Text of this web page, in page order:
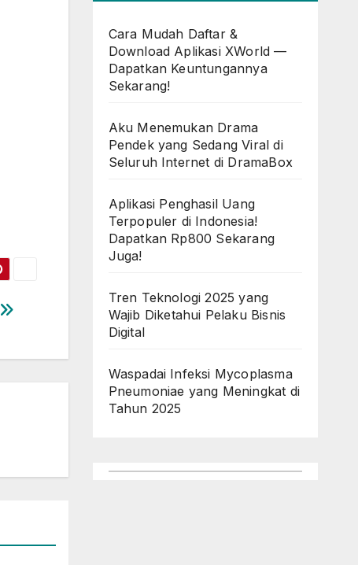
Cara Mudah Daftar &
Download Aplikasi XWorld —
Dapatkan Keuntungannya
Sekarang!
Aku Menemukan Drama
Pendek yang Sedang Viral di
Seluruh Internet di DramaBox
Aplikasi Penghasil Uang
Terpopuler di Indonesia!
Dapatkan Rp800 Sekarang
Juga!
Tren Teknologi 2025 yang
Wajib Diketahui Pelaku Bisnis
Digital
Waspadai Infeksi Mycoplasma
Pneumoniae yang Meningkat di
Tahun 2025